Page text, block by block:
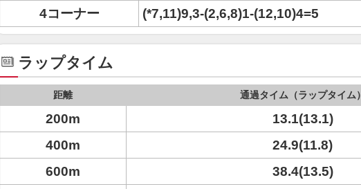
4コーナー
(*7,11)9,3-(2,6,8)1-(12,10)4=5
ラップタイム
距離 通過タイム（ラップタイム）
200m
13.1(13.1)
400m
24.9(11.8)
600m
38.4(13.5)